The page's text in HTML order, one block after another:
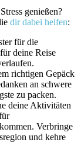
genießen?
dir dabei helfen:
für die
deine Reise
richtigen Gepäck
an schwere
zu packen.
deine Aktivitäten
Verbringe
und kehre